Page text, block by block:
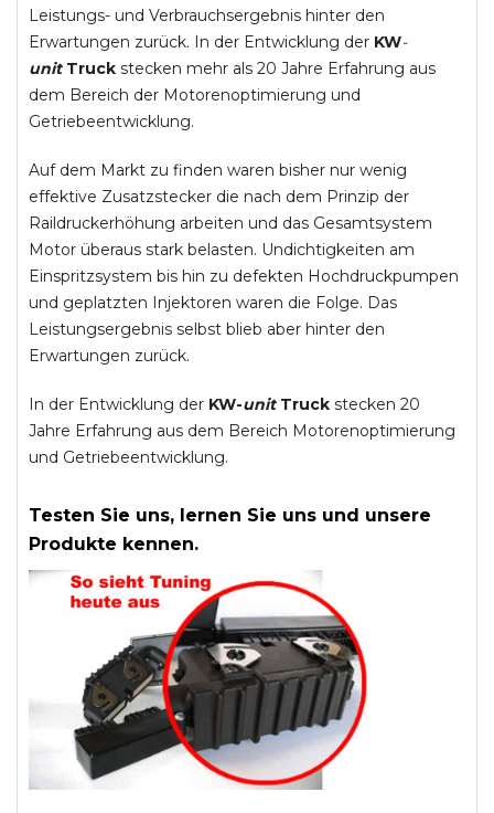
Leistungs- und Verbrauchsergebnis hinter den
Erwartungen zurück. In der Entwicklung der KW-
unit Truck stecken mehr als 20 Jahre Erfahrung aus
dem Bereich der Motorenoptimierung und
Getriebeentwicklung.
Auf dem Markt zu finden waren bisher nur wenig
effektive Zusatzstecker die nach dem Prinzip der
Raildruckerhöhung arbeiten und das Gesamtsystem
Motor überaus stark belasten. Undichtigkeiten am
Einspritzsystem bis hin zu defekten Hochdruckpumpen
und geplatzten Injektoren waren die Folge. Das
Leistungsergebnis selbst blieb aber hinter den
Erwartungen zurück.
In der Entwicklung der KW-unitTruck stecken 20
Jahre Erfahrung aus dem Bereich Motorenoptimierung
und Getriebeentwicklung.
Testen Sie uns, lernen Sie uns und unsere
Produkte kennen.